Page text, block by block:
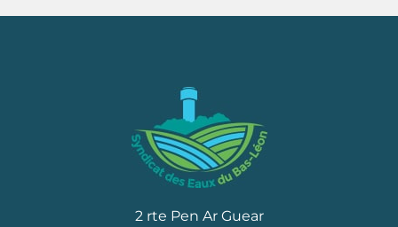
2 rte Pen Ar Guear